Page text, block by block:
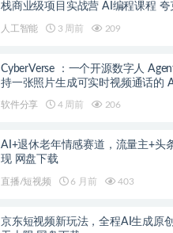
栈商业级项
人工智能 3 周前 209
CyberVerse ：一个开源数字人
持一张照片生成可实时视频通话的
软件分享 4 周前 206
AI+退休老年情感赛道，流量主+头
现 网盘下载
直播/短视频 6 月前 403
京东短视频新玩法，全程AI生成原